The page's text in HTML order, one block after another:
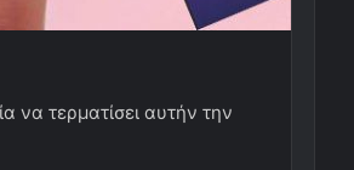
να τερματίσει αυτήν την